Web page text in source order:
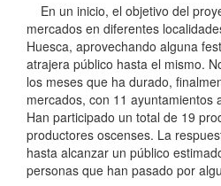
En un inicio, el objetivo del
mercados en diferentes
Huesca, aprovechando alguna
atrajera público hasta el mismo.
los meses que ha durado,
mercados, con 11 ayuntamientos
Han participado un total de 19
productores oscenses. La
hasta alcanzar un público
personas que han pasado por